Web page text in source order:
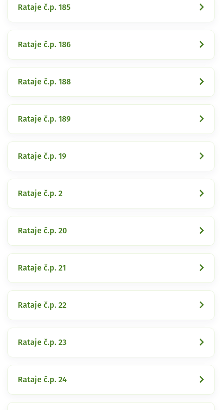
Rataje č.p. 185
Rataje č.p. 186
Rataje č.p. 188
Rataje č.p. 189
Rataje č.p. 19
Rataje č.p. 2
Rataje č.p. 20
Rataje č.p. 21
Rataje č.p. 22
Rataje č.p. 23
Rataje č.p. 24